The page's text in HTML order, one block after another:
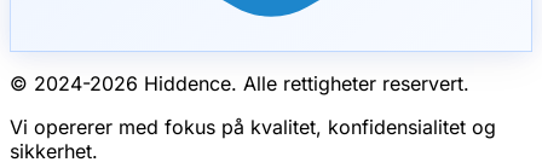
© 2024-2026 Hiddence. Alle rettigheter reservert.
Vi opererer med fokus på kvalitet, konfidensialitet og
sikkerhet.